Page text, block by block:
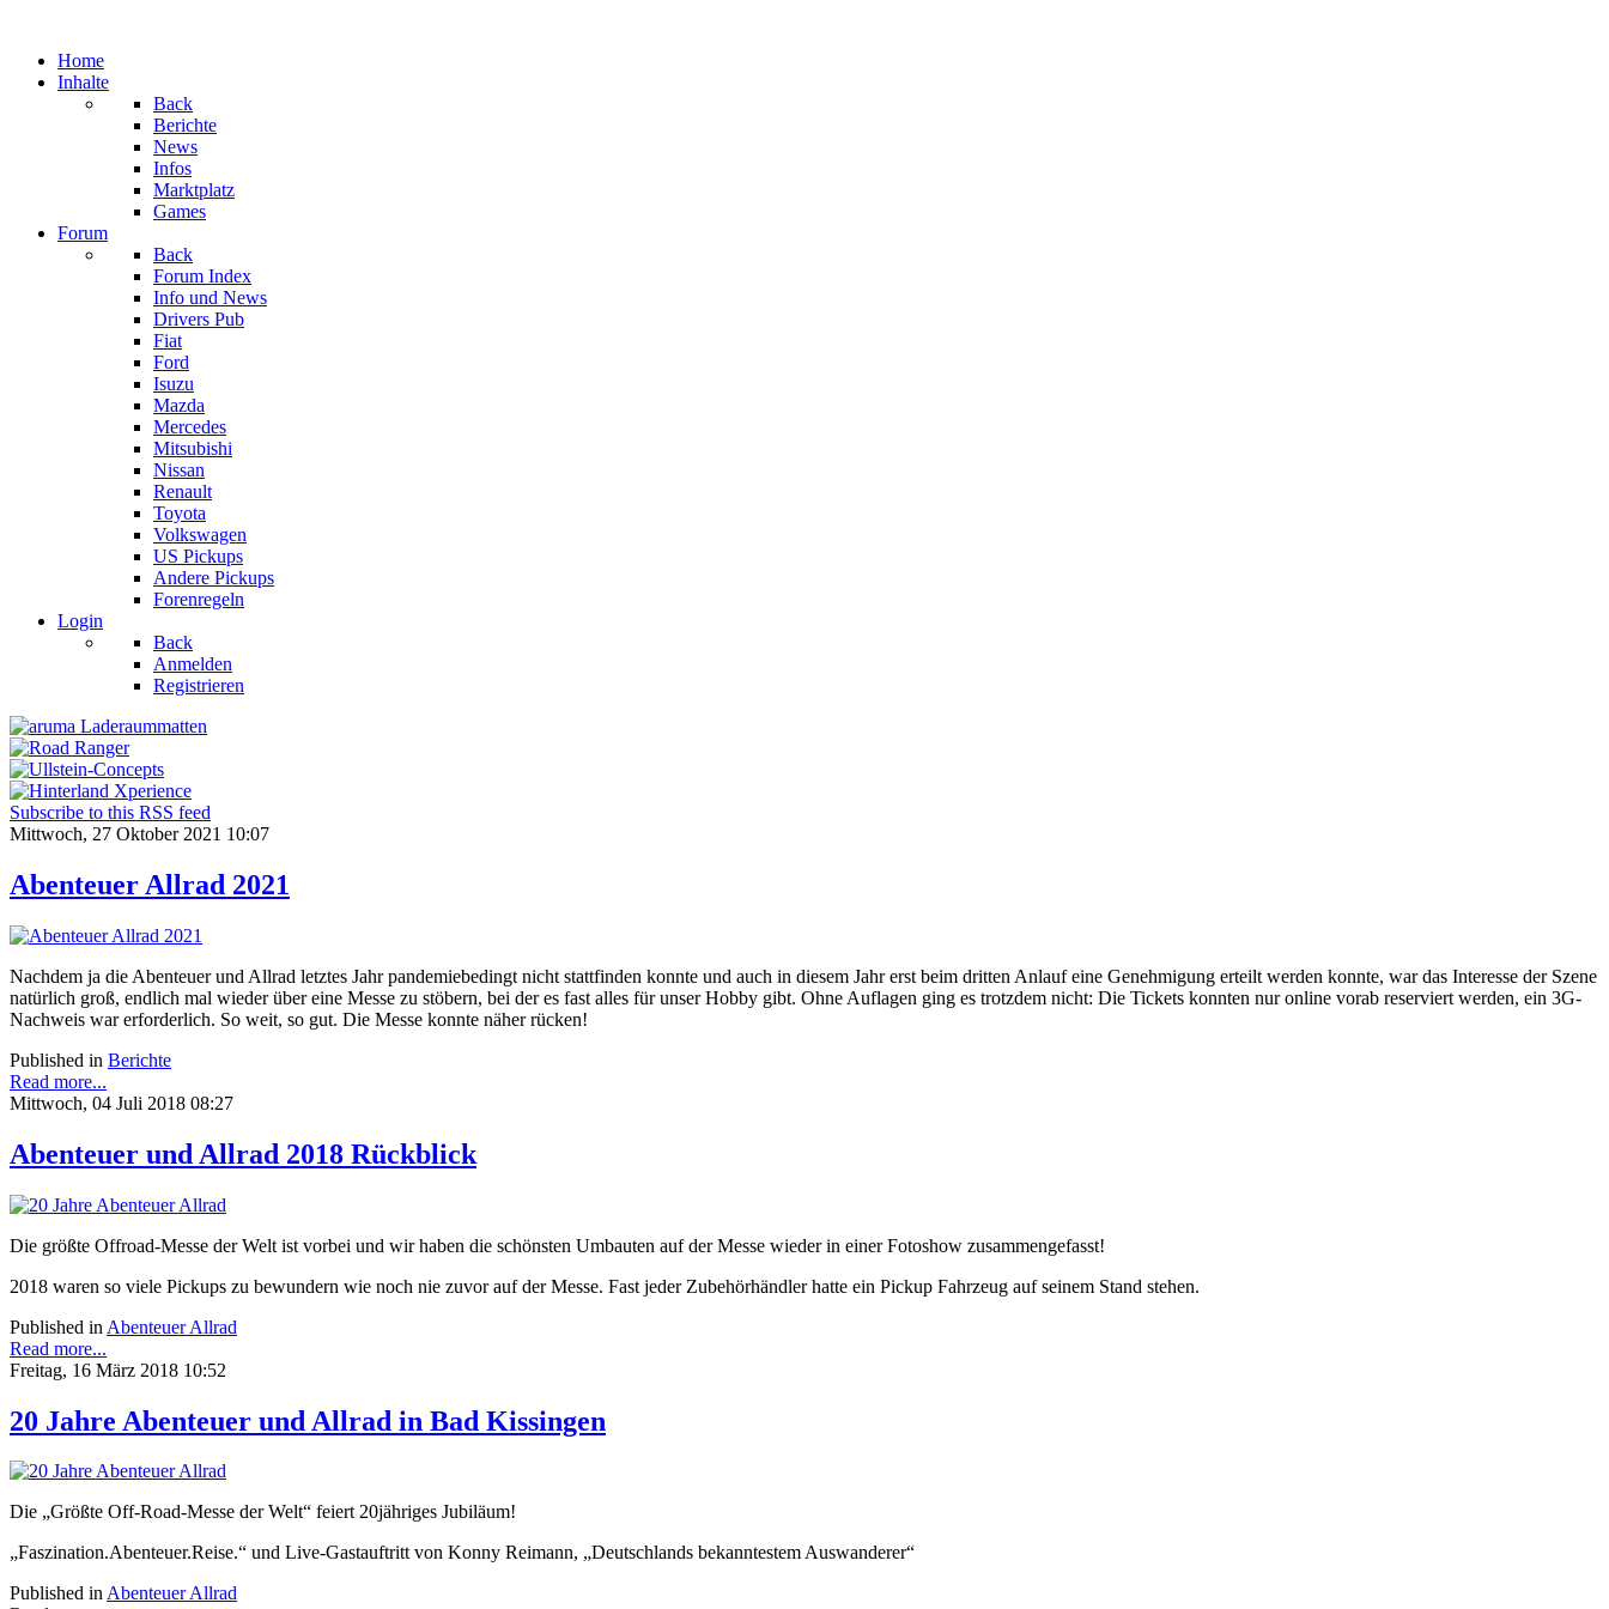
Home
Inhalte
Back
Berichte
News
Infos
Marktplatz
Games
Forum
Back
Forum Index
Info und News
Drivers Pub
Fiat
Ford
Isuzu
Mazda
Mercedes
Mitsubishi
Nissan
Renault
Toyota
Volkswagen
US Pickups
Andere Pickups
Forenregeln
Login
Back
Anmelden
Registrieren
Subscribe to this RSS feed
Mittwoch, 27 Oktober 2021 10:07
Abenteuer Allrad 2021
Nachdem ja die Abenteuer und Allrad letztes Jahr pandemiebedingt nicht stattfinden konnte und auch in diesem Jahr erst beim dritten Anlauf eine Genehmigung erteilt werden konnte, war das Interesse der Szene
natürlich groß, endlich mal wieder über eine Messe zu stöbern, bei der es fast alles für unser Hobby gibt. Ohne Auflagen ging es trotzdem nicht: Die Tickets konnten nur online vorab reserviert werden, ein 3G-
Nachweis war erforderlich. So weit, so gut. Die Messe konnte näher rücken!
Published in Berichte
Read more...
Mittwoch, 04 Juli 2018 08:27
Abenteuer und Allrad 2018 Rückblick
Die größte Offroad-Messe der Welt ist vorbei und wir haben die schönsten Umbauten auf der Messe wieder in einer Fotoshow zusammengefasst!
2018 waren so viele Pickups zu bewundern wie noch nie zuvor auf der Messe. Fast jeder Zubehörhändler hatte ein Pickup Fahrzeug auf seinem Stand stehen.
Published in Abenteuer Allrad
Read more...
Freitag, 16 März 2018 10:52
20 Jahre Abenteuer und Allrad in Bad Kissingen
Die „Größte Off-Road-Messe der Welt“ feiert 20jähriges Jubiläum!
„Faszination.Abenteuer.Reise.“ und Live-Gastauftritt von Konny Reimann, „Deutschlands bekanntestem Auswanderer“
Published inAbenteuer Allrad